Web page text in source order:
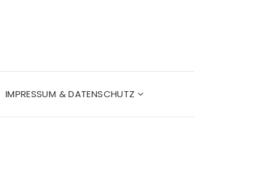
IMPRESSUM & DATENSCHUTZ